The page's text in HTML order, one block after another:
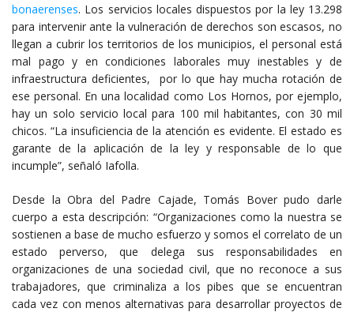
bonaerenses. Los servicios locales dispuestos por la ley 13.298
para intervenir ante la vulneración de derechos son escasos, no
llegan a cubrir los territorios de los municipios, el personal está
mal pago y en condiciones laborales muy inestables y de
infraestructura deficientes, por lo que hay mucha rotación de
ese personal. En una localidad como Los Hornos, por ejemplo,
hay un solo servicio local para 100 mil habitantes, con 30 mil
chicos. “La insuficiencia de la atención es evidente. El estado es
garante de la aplicación de la ley y responsable de lo que
incumple”, señaló Iafolla.
Desde la Obra del Padre Cajade, Tomás Bover pudo darle
cuerpo a esta descripción: “Organizaciones como la nuestra se
sostienen a base de mucho esfuerzo y somos el correlato de un
estado perverso, que delega sus responsabilidades en
organizaciones de una sociedad civil, que no reconoce a sus
trabajadores, que criminaliza a los pibes que se encuentran
cada vez con menos alternativas para desarrollar proyectos de